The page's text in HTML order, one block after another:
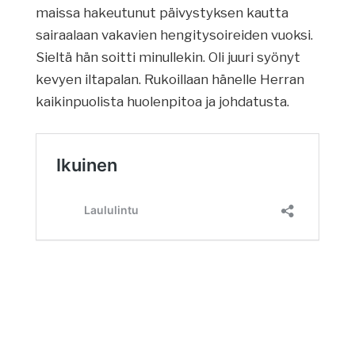
maissa hakeutunut päivystyksen kautta
sairaalaan vakavien hengitysoireiden vuoksi.
Sieltä hän soitti minullekin. Oli juuri syönyt
kevyen iltapalan. Rukoillaan hänelle Herran
kaikinpuolista huolenpitoa ja johdatusta.